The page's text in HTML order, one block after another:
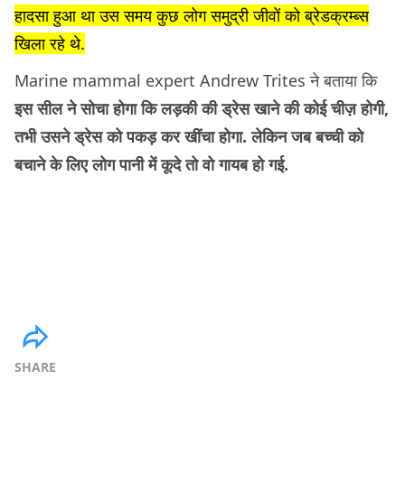
हादसा हुआ था उस समय कुछ लोग समुद्री जीवों को ब्रेडक्रम्ब्स
खिला रहे थे.
Marine mammal expert Andrew Trites ने बताया कि
इस सील ने सोचा होगा कि लड़की की ड्रेस खाने की कोई चीज़ होगी,
तभी उसने ड्रेस को पकड़ कर खींचा होगा. लेकिन जब बच्ची को
बचाने के लिए लोग पानी में कूदे तो वो गायब हो गई.
SHARE